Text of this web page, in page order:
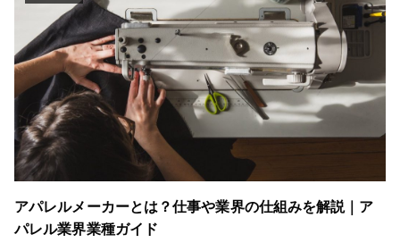
アパレルメーカーとは？仕事や業界の仕組みを解説｜ア
パレル業界業種ガイド